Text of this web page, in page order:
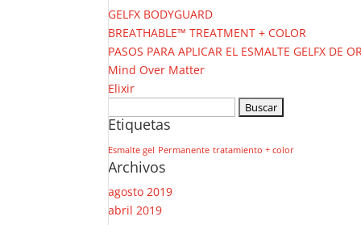
GELFX BODYGUARD
BREATHABLE™ TREATMENT + COLOR
PASOS PARA APLICAR EL ESMALTE GELFX DE
Mind Over Matter
Elixir
Etiquetas
Esmalte gel Permanente tratamiento + color
Archivos
agosto 2019
abril 2019